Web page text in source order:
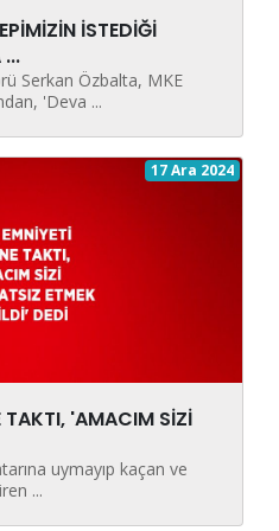
İSTEDİĞİ
...
Serkan Özbalta, MKE
'Deva ...
17 Ara 2024
TAKTI, 'AMACIM SİZİ
uymayıp kaçan ve
...